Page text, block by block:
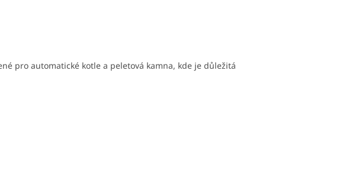
pro automatické kotle a peletová kamna, kde je důležitá